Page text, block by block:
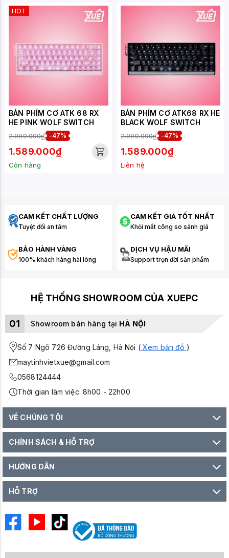
HOT
BÀN PHÍM CƠ ATK 68 RX
HE PINK WOLF SWITCH
2.999.000₫ -47%
1.589.000₫
Còn hàng
BÀN PHÍM CƠ ATK68 RX HE
BLACK WOLF SWITCH
2.999.000₫ -47%
1.589.000₫
Liên hệ
CAM KẾT CHẤT LƯỢNG
Tuyệt đối an tâm
CAM KẾT GIÁ TỐT NHẤT
Khỏi mất công so sánh giá
BẢO HÀNH VÀNG
100% khách hàng hài lòng
DỊCH VỤ HẬU MÃI
Support trọn đời sản phẩm
HỆ THỐNG SHOWROOM CỦA XUEPC
01 Showroom bán hàng tại HÀ NỘI
Số 7 Ngõ 726 Đường Láng, Hà Nội (Xem bản đồ )
maytinhvietxue@gmail.com
0568124444
Thời gian làm việc: 8h00 - 22h00
VỀ CHÚNG TÔI
CHÍNH SÁCH & HỖ TRỢ
HƯỚNG DẪN
HỖ TRỢ